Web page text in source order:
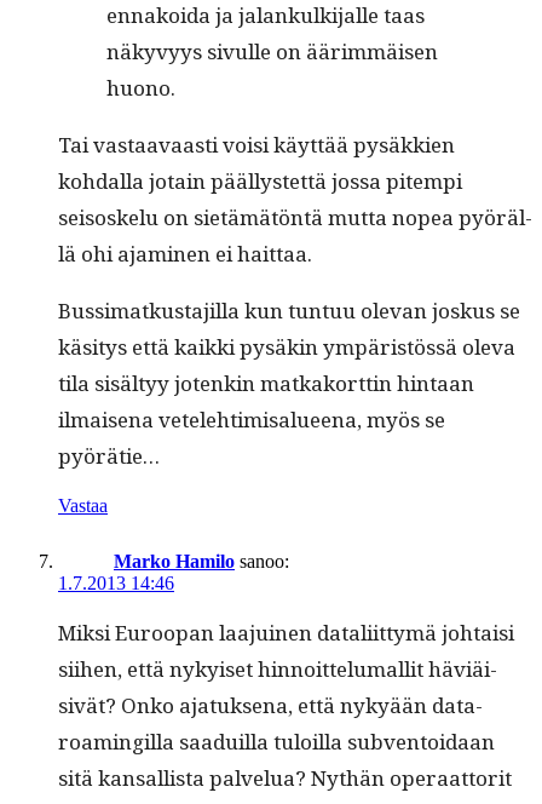
ennakoi­da ja jalankulk­i­jalle taas
näkyvyys sivulle on äärim­mäisen
huono.
Tai vas­taavaasti voisi käyt­tää pysäkkien
kohdal­la jotain päällystet­tä jos­sa pitem­pi
seisoskelu on sietämätön­tä mut­ta nopea pyöräl­
lä ohi ajami­nen ei haittaa.
Bus­si­matkus­ta­jil­la kun tun­tuu ole­van joskus se
käsi­tys että kaik­ki pysäkin ympäristössä ole­va
tila sisäl­tyy jotenkin matkako­rt­tin hin­taan
ilmaise­na vetele­htimisalueena, myös se
pyörätie…
Vastaa
Marko Hamilo sanoo:
1.7.2013 14:46
Mik­si Euroopan laa­juinen datali­it­tymä johtaisi
siihen, että nykyiset hin­noit­telumallit häviäi­
sivät? Onko ajatuk­se­na, että nykyään data-
roamingilla saaduil­la tuloil­la sub­ven­toidaan
sitä kansal­lista palvelua? Nythän oper­aat­torit